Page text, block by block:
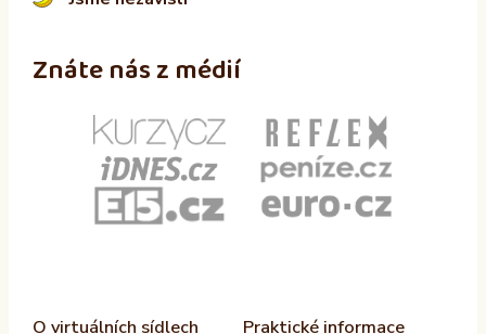
Znáte nás z médií
O virtuálních sídlech
Praktické informace